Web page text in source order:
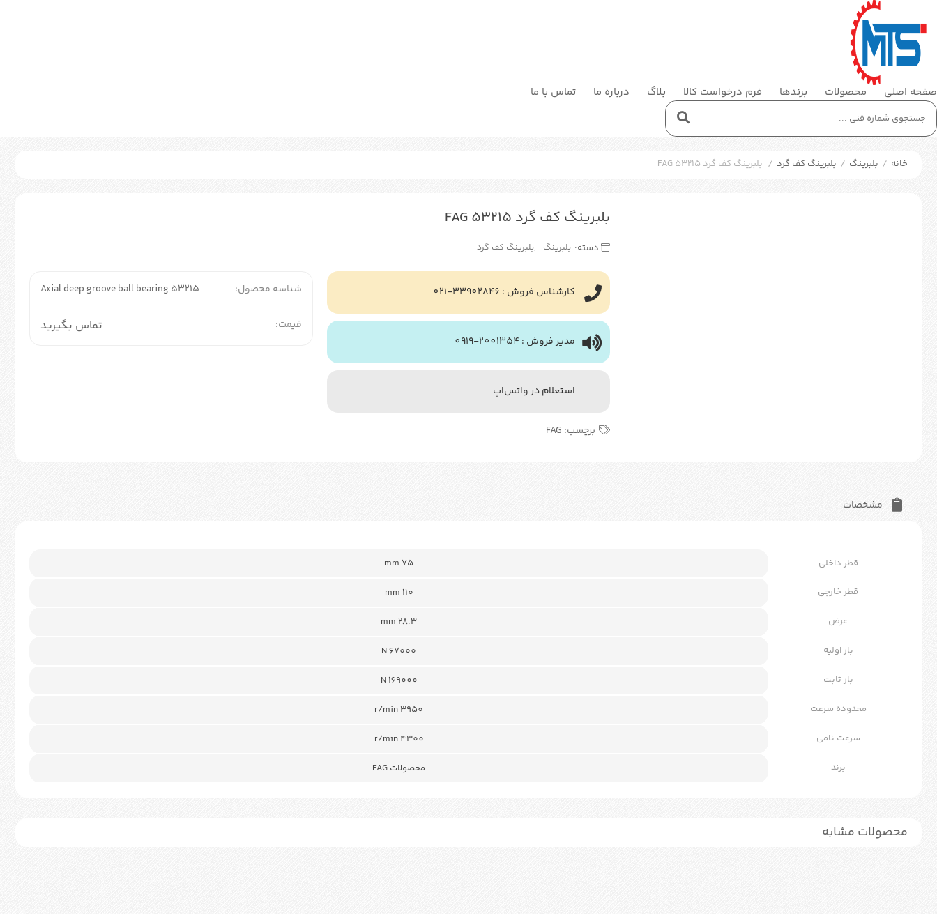
صفحه اصلی محصولات برندها فرم درخواست کالا بلاگ درباره ما تماس با ما
خانه / بلبرینگ / بلبرینگ کف گرد / بلبرینگ کف گرد FAG 53215
بلبرینگ کف گرد FAG 53215
دسته: بلبرینگ ,بلبرینگ کف گرد
کارشناس فروش : 33902846-021
مدیر فروش : 2001354-0919
استعلام در واتس‌اپ
برچسب: FAG
شناسه محصول: Axial deep groove ball bearing 53215
قیمت: تماس بگیرید
مشخصات
قطر داخلی mm 75
قطر خارجی mm 110
عرض 28.3 mm
بار اولیه N 67000
بار ثابت N 169000
محدوده سرعت r/min 3950
سرعت نامی r/min 4300
برند محصولات FAG
محصولات مشابه